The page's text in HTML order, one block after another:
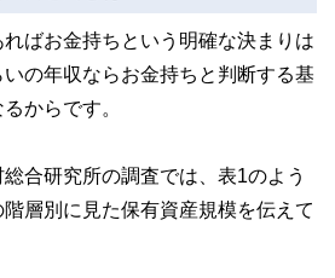
ばお金持ちという明確な決まりは
の年収ならお金持ちと判断する基
からです。
合研究所の調査では、表1のよう
層別に見た保有資産規模を伝えて